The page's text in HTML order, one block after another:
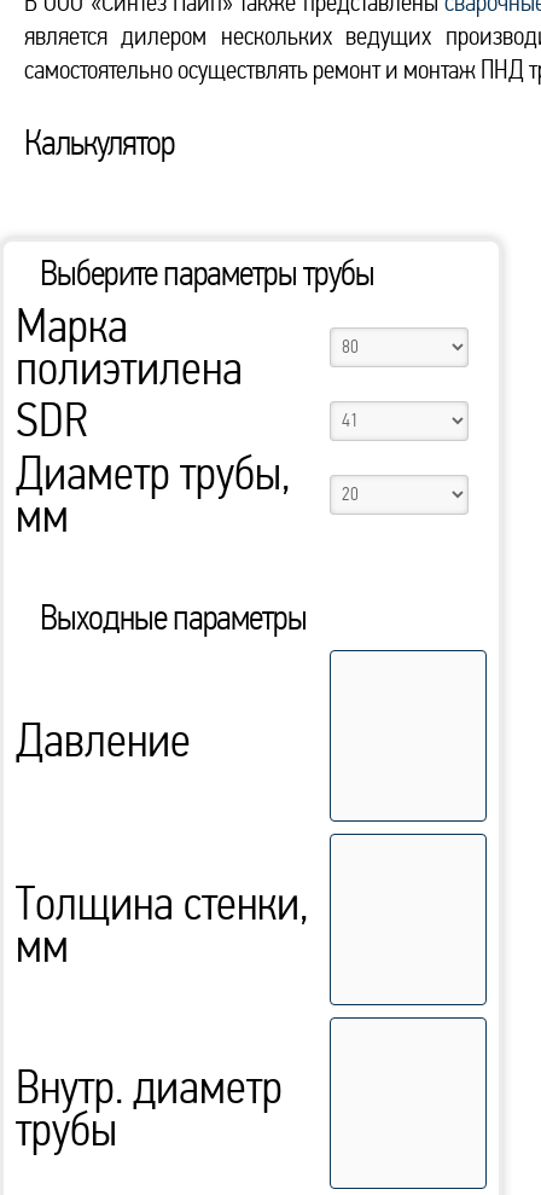
является дилером нескольких ведущих
самостоятельно осуществлять ремонт и монтаж ПНД
Калькулятор
Выберите параметры трубы
Марка
полиэтилена
SDR
Диаметр трубы,
мм
Выходные параметры
Давление
Толщина стенки,
мм
Внутр. диаметр
трубы